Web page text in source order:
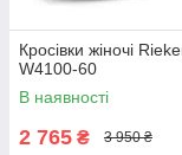
Кросівки жіночі
W4100-60
В наявності
2 765 ₴ 3 950 ₴